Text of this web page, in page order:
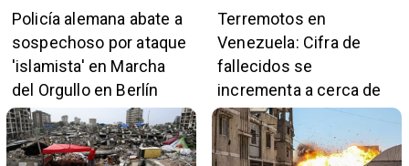
Policía alemana abate a
sospechoso por ataque
'islamista' en Marcha
del Orgullo en Berlín
Terremotos en
Venezuela: Cifra de
fallecidos se
incrementa a cerca de
5.400